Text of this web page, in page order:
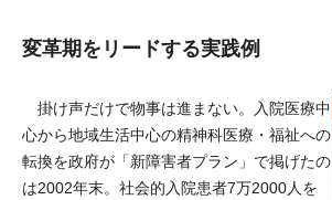
変革期をリードする実践例
掛け声だけで物事は進まない。入院医療中
心から地域生活中心の精神科医療・福祉への
転換を政府が「新障害者プラン」で掲げたの
は2002年末。社会的入院患者7万2000人を